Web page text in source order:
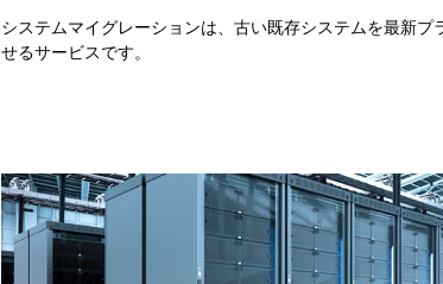
システムマイグレーションは、古い既存システムを最新プ
せるサービスです。